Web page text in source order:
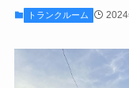
トランクルーム 2024